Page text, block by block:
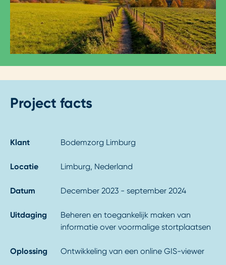
Project facts
Klant Bodemzorg Limburg
Locatie Limburg, Nederland
Datum December 2023 - september 2024
Uitdaging
Beheren en toegankelijk maken van
informatie over voormalige stortplaatsen
Oplossing Ontwikkeling van een online GIS-viewer